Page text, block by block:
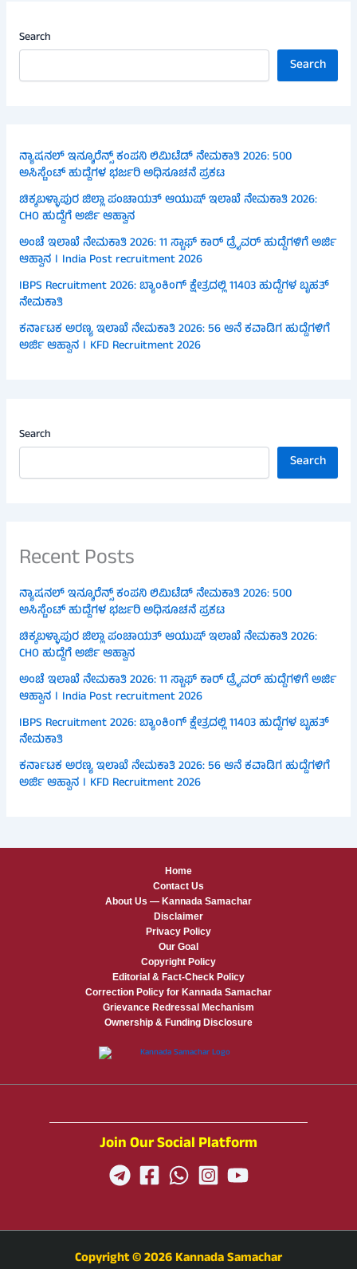
Search
Search
ನ್ಯಾಷನಲ್ ಇನ್ಶೂರೆನ್ಸ್ ಕಂಪನಿ ಲಿಮಿಟೆಡ್ ನೇಮಕಾತಿ 2026: 500
ಅಸಿಸ್ಟೆಂಟ್ ಹುದ್ದೆಗಳ ಭರ್ಜರಿ ಅಧಿಸೂಚನೆ ಪ್ರಕಟ
ಚಿಕ್ಕಬಳ್ಳಾಪುರ ಜಿಲ್ಲಾ ಪಂಚಾಯತ್ ಆಯುಷ್ ಇಲಾಖೆ ನೇಮಕಾತಿ 2026:
CHO ಹುದ್ದೆಗೆ ಅರ್ಜಿ ಆಹ್ವಾನ
ಅಂಚೆ ಇಲಾಖೆ ನೇಮಕಾತಿ 2026: 11 ಸ್ಟಾಫ್ ಕಾರ್ ಡ್ರೈವರ್ ಹುದ್ದೆಗಳಿಗೆ ಅರ್ಜಿ
ಆಹ್ವಾನ । India Post recruitment 2026
IBPS Recruitment 2026: ಬ್ಯಾಂಕಿಂಗ್ ಕ್ಷೇತ್ರದಲ್ಲಿ 11403 ಹುದ್ದೆಗಳ ಬೃಹತ್
ನೇಮಕಾತಿ
ಕರ್ನಾಟಕ ಅರಣ್ಯ ಇಲಾಖೆ ನೇಮಕಾತಿ 2026: 56 ಆನೆ ಕವಾಡಿಗ ಹುದ್ದೆಗಳಿಗೆ
ಅರ್ಜಿ ಆಹ್ವಾನ । KFD Recruitment 2026
Search
Search
Recent Posts
ನ್ಯಾಷನಲ್ ಇನ್ಶೂರೆನ್ಸ್ ಕಂಪನಿ ಲಿಮಿಟೆಡ್ ನೇಮಕಾತಿ 2026: 500
ಅಸಿಸ್ಟೆಂಟ್ ಹುದ್ದೆಗಳ ಭರ್ಜರಿ ಅಧಿಸೂಚನೆ ಪ್ರಕಟ
ಚಿಕ್ಕಬಳ್ಳಾಪುರ ಜಿಲ್ಲಾ ಪಂಚಾಯತ್ ಆಯುಷ್ ಇಲಾಖೆ ನೇಮಕಾತಿ 2026:
CHO ಹುದ್ದೆಗೆ ಅರ್ಜಿ ಆಹ್ವಾನ
ಅಂಚೆ ಇಲಾಖೆ ನೇಮಕಾತಿ 2026: 11 ಸ್ಟಾಫ್ ಕಾರ್ ಡ್ರೈವರ್ ಹುದ್ದೆಗಳಿಗೆ ಅರ್ಜಿ
ಆಹ್ವಾನ । India Post recruitment 2026
IBPS Recruitment 2026: ಬ್ಯಾಂಕಿಂಗ್ ಕ್ಷೇತ್ರದಲ್ಲಿ 11403 ಹುದ್ದೆಗಳ ಬೃಹತ್
ನೇಮಕಾತಿ
ಕರ್ನಾಟಕ ಅರಣ್ಯ ಇಲಾಖೆ ನೇಮಕಾತಿ 2026: 56 ಆನೆ ಕವಾಡಿಗ ಹುದ್ದೆಗಳಿಗೆ
ಅರ್ಜಿ ಆಹ್ವಾನ । KFD Recruitment 2026
Home
Contact Us
About Us — Kannada Samachar
Disclaimer
Privacy Policy
Our Goal
Copyright Policy
Editorial & Fact-Check Policy
Correction Policy for Kannada Samachar
Grievance Redressal Mechanism
Ownership & Funding Disclosure
Join Our Social Platform
Copyright © 2026 Kannada Samachar